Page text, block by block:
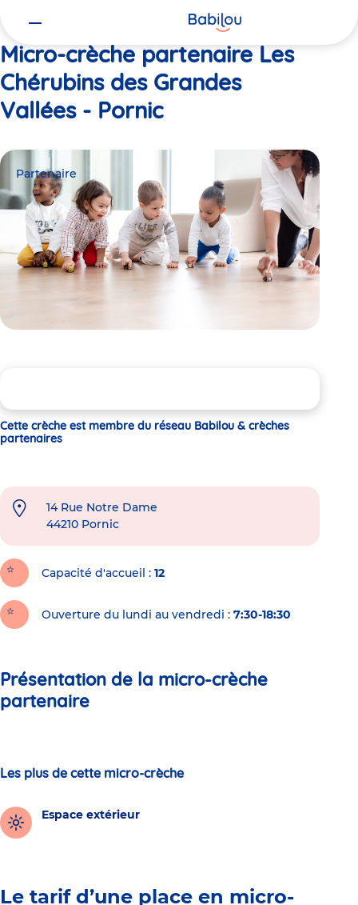
Micro-crèche partenaire Les
Chérubins des Grandes
Vallées - Pornic
Partenaire
Cette crèche est membre du réseau Babilou & crèches
partenaires
14 Rue Notre Dame
44210 Pornic
Capacité d'accueil 12
Ouverture du lundi au vendredi : 7:30-18:30
Présentation de la micro-crèche
partenaire
Les plus de cette micro-crèche
Espace extérieur
Le tarif d’une place en micro-